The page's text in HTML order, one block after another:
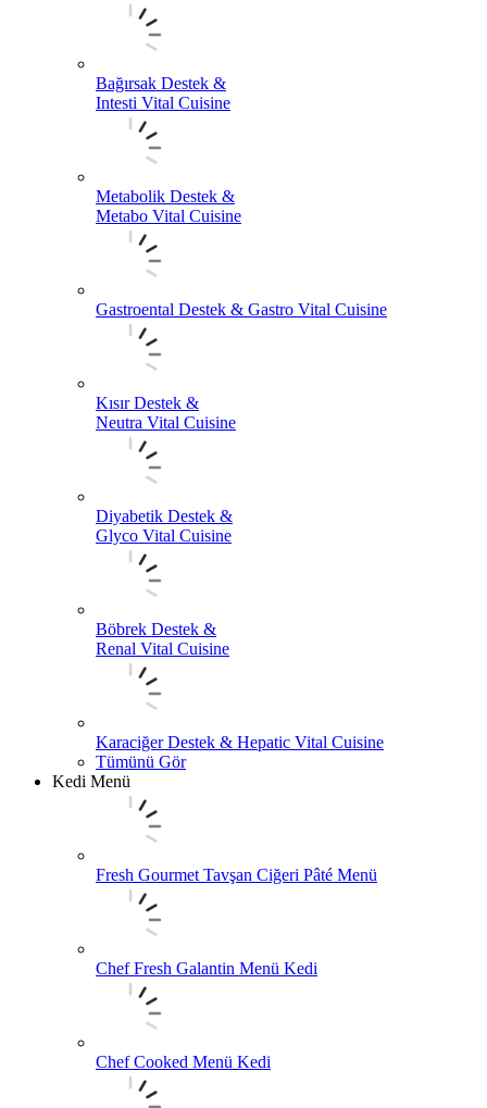
Bağırsak Destek &
Intesti Vital Cuisine
Metabolik Destek &
Metabo Vital Cuisine
Gastroental Destek & Gastro Vital Cuisine
Kısır Destek &
Neutra Vital Cuisine
Diyabetik Destek &
Glyco Vital Cuisine
Böbrek Destek &
Renal Vital Cuisine
Karaciğer Destek & Hepatic Vital Cuisine
Tümünü Gör
Kedi Menü
Fresh Gourmet Tavşan Ciğeri Pâté Menü
Chef Fresh Galantin Menü Kedi
Chef Cooked Menü Kedi